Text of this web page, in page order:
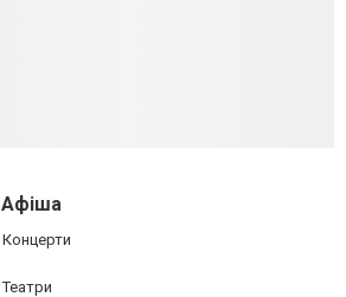
Афіша
Концерти
Театри